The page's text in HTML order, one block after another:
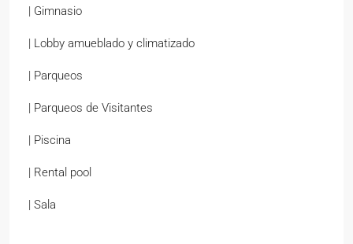
| Gimnasio
| Lobby amueblado y climatizado
| Parqueos
| Parqueos de Visitantes
| Piscina
| Rental pool
| Sala